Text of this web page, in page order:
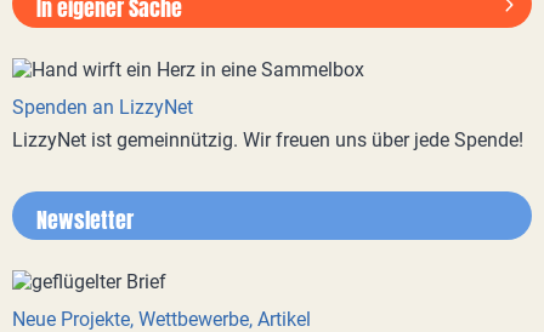
In eigener Sache
Spenden an LizzyNet
LizzyNet ist gemeinnützig. Wir freuen uns über jede Spende!
Newsletter
Neue Projekte, Wettbewerbe, Artikel